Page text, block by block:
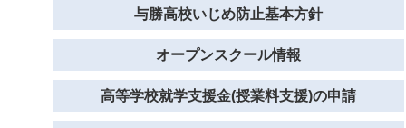
与勝高校いじめ防止基本方針
オープンスクール情報
高等学校就学支援金(授業料支援)の申請